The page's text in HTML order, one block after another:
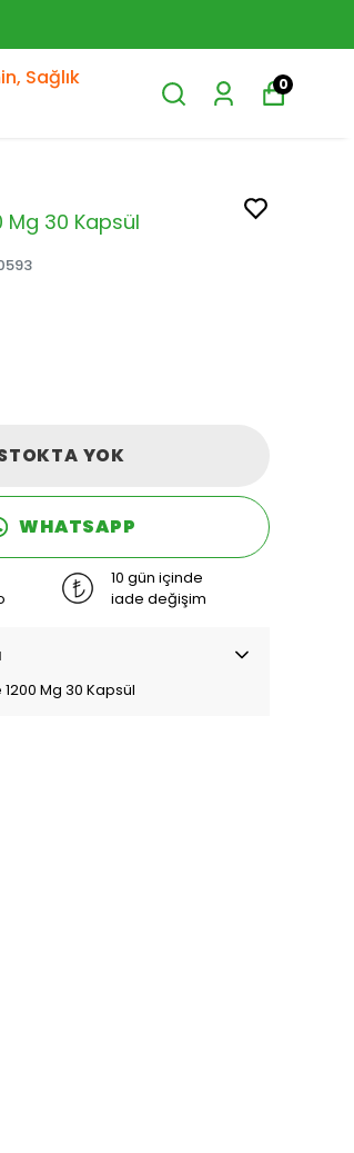
Sağlık
0
Mg 30 Kapsül
YOK
WHATSAPP
10 gün içinde
iade değişim
Mg 30 Kapsül